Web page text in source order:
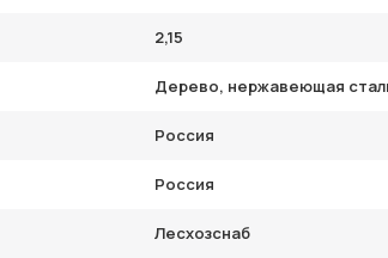
2,15
Дерево, нержавеющая
Россия
Россия
Лесхозснаб